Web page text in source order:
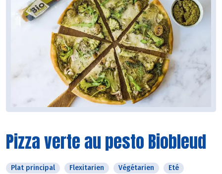
Pizza verte au pesto Biobleud
Plat principal Flexitarien Végétarien Eté